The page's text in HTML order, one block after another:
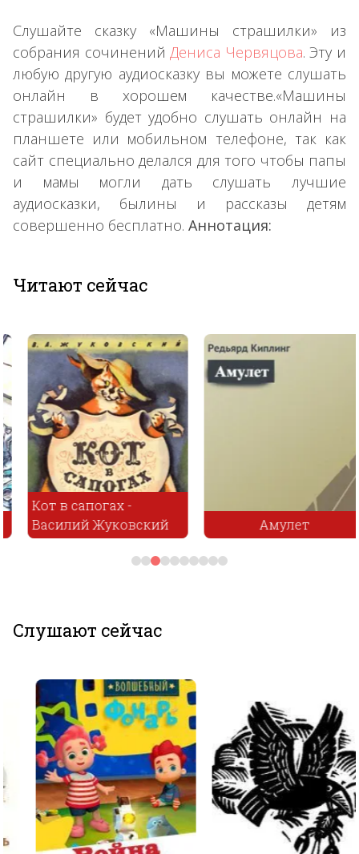
Слушайте сказку «Машины страшилки» из
собрания сочинений Дениса Червяцова. Эту и
любую другую аудиосказку вы можете слушать
онлайн в хорошем качестве.«Машины
страшилки» будет удобно слушать онлайн на
планшете или мобильном телефоне, так как
сайт специально делался для того чтобы папы
и мамы могли дать слушать лучшие
аудиосказки, былины и рассказы детям
совершенно бесплатно. Аннотация:
Читают сейчас
Кот в сапогах -
Василий Жуковский
Амулет
Слушают сейчас